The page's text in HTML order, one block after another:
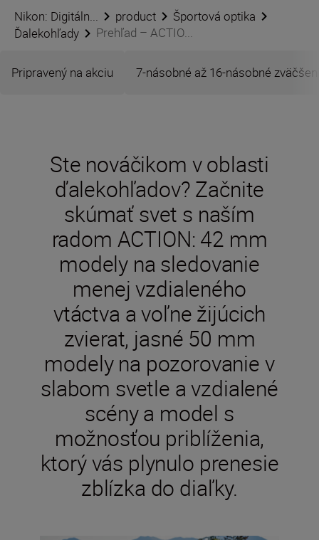
Nikon: Digitáln... product
Športová optika
Ďalekohľady
Prehľad – ACTIO...
Pripravený na akciu 7-násobné až 16-násobné
Ste nováčikom v oblasti
ďalekohľadov? Začnite
skúmať svet s naším
radom ACTION: 42 mm
modely na sledovanie
menej vzdialeného
vtáctva a voľne žijúcich
zvierat, jasné 50 mm
modely na pozorovanie v
slabom svetle a vzdialené
scény a model s
možnosťou priblíženia,
ktorý vás plynulo prenesie
zblízka do diaľky.